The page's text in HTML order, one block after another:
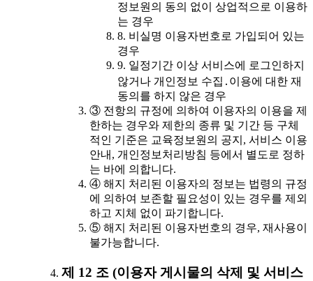
정보원의 동의 없이 상업적으로 이용하
는 경우
8. 비실명 이용자번호로 가입되어 있는
경우
9. 일정기간 이상 서비스에 로그인하지
않거나 개인정보 수집․이용에 대한 재
동의를 하지 않은 경우
③ 전항의 규정에 의하여 이용자의 이용을 제
한하는 경우와 제한의 종류 및 기간 등 구체
적인 기준은 교육정보원의 공지, 서비스 이용
안내, 개인정보처리방침 등에서 별도로 정하
는 바에 의합니다.
④ 해지 처리된 이용자의 정보는 법령의 규정
에 의하여 보존할 필요성이 있는 경우를 제외
하고 지체 없이 파기합니다.
⑤ 해지 처리된 이용자번호의 경우, 재사용이
불가능합니다.
제 12 조 (이용자 게시물의 삭제 및 서비스